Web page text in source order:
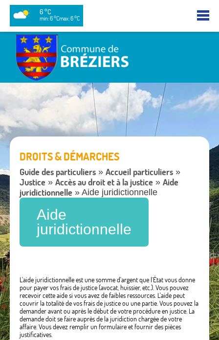
6 °C
min: 6 °Cmax: 6 °C
DROITS & DÉMARCHES
Guide des particuliers » Accueil particuliers »
Justice » Accès au droit et à la justice » Aide
juridictionnelle » Aide juridictionnelle
Aide
juridictionnelle
L'aide juridictionnelle est une somme d'argent que l’État vous donne
pour payer vos frais de justice (avocat, huissier, etc.). Vous pouvez
recevoir cette aide si vous avez de faibles ressources. L'aide peut
couvrir la totalité de vos frais de justice ou une partie. Vous pouvez la
demander avant ou après le début de votre procédure en justice. La
demande doit se faire auprès de la juridiction chargée de votre
affaire. Vous devez remplir un formulaire et fournir des pièces
justificatives.